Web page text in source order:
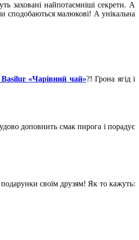
заховані найпотаємніші секрети. А
сподобаються малюкові! А унікальна
Basilur «Чарівний чай»?! Грона ягід і
доповнить смак пирога і порадує
своїм друзям! Як то кажуть: